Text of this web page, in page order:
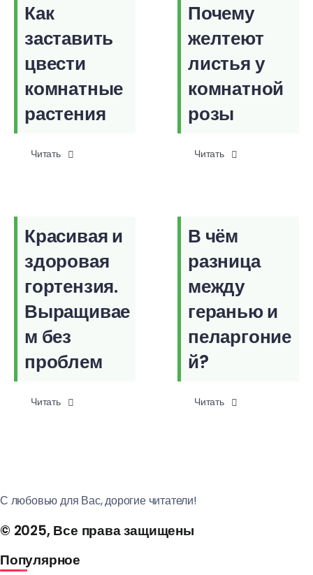
Как
заставить
цвести
комнатные
растения
Читать
Почему
желтеют
листья у
комнатной
розы
Читать
Красивая и
здоровая
гортензия.
Выращивае
м без
проблем
Читать
В чём
разница
между
геранью и
пеларгоние
й?
Читать
С любовью для Вас, дорогие читатели!
© 2025, Все права защищены
Популярное